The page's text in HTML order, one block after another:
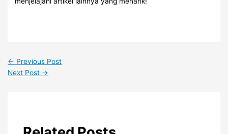
← Previous Post
Next Post →